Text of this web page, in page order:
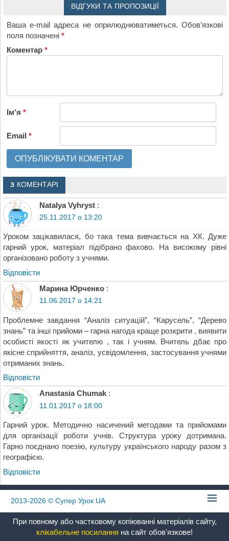
ВІДГУКИ ТА ПРОПОЗИЦІЇ
Ваша e-mail адреса не оприлюднюватиметься. Обов’язкові
поля позначені*
Коментар*
Ім'я*
Email*
3 КОМЕНТАРІ
Natalya Vyhryst :
25.11.2017 о 13:20
Уроком зацікавилася, бо така тема вивчається на ХК. Дуже
гарний урок, матеріал підібрано фахово. На високому рівні
організовано роботу з учнями.
Відповіcти
Марина Юрченко :
11.06.2017 о 14:21
Проблемне завдання “Аналіз ситуацій”, “Карусель”, “Дерево
знань” та інші прийоми – гарна нагода краще розкрити , виявити
особисті якості як учителю , так і учням. Вчитель дбає про
якісне сприйняття, аналіз, усвідомлення, застосування учнями
отриманих знань.
Відповіcти
Anastasia Chumak :
11.01.2017 о 18:00
Гарний урок. Методично насичений методами та прийомами
для організації роботи учнів. Структура уроку дотримана.
Гарно поєднано поезію, культуру українського народу разом з
географією.
Відповіcти
2013-2026 © Супер Урок UA
При повному або частковому копіюванні матеріалів сайту,
клікабельне посилання на сайт обов'язкове!